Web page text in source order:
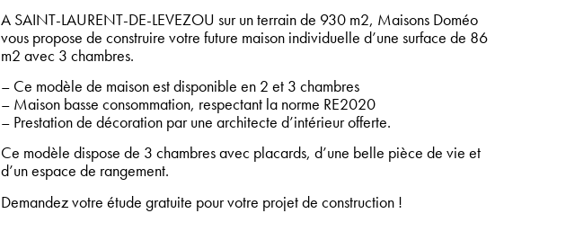
A SAINT-LAURENT-DE-LEVEZOU sur un terrain de 930 m2, Maisons Doméo
vous propose de construire votre future maison individuelle d’une surface de 86
m2 avec 3 chambres.
– Ce modèle de maison est disponible en 2 et 3 chambres
– Maison basse consommation, respectant la norme RE2020
– Prestation de décoration par une architecte d’intérieur offerte.
Ce modèle dispose de 3 chambres avec placards, d’une belle pièce de vie et
d’un espace de rangement.
Demandez votre étude gratuite pour votre projet de construction !